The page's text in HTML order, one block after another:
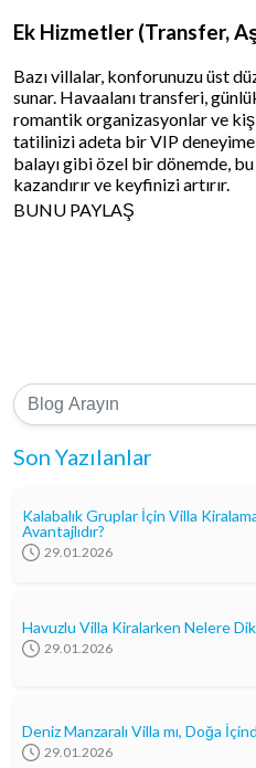
Ek Hizmetler (Transfer,
Bazı villalar, konforunuzu üst
sunar. Havaalanı transferi,
romantik organizasyonlar ve
tatilinizi adeta bir VIP
balayı gibi özel bir dönemde,
kazandırır ve keyfinizi artırır.
BUNU PAYLAŞ
Son Yazılanlar
Kalabalık Gruplar İçin Villa
Avantajlıdır?
29.01.2026
Havuzlu Villa Kiralarken Nelere
29.01.2026
Deniz Manzaralı Villa mı, Doğa
29.01.2026